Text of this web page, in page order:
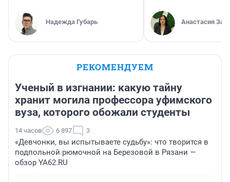
Надежда Губарь Анастасия
РЕКОМЕНДУЕМ
Ученый в изгнании: какую тайну
хранит могила профессора уфимского
вуза, которого обожали студенты
14 часов 6 897 3
«Девчонки, вы испытываете судьбу»: что творится в
подпольной рюмочной на Березовой в Рязани —
обзор YA62.RU